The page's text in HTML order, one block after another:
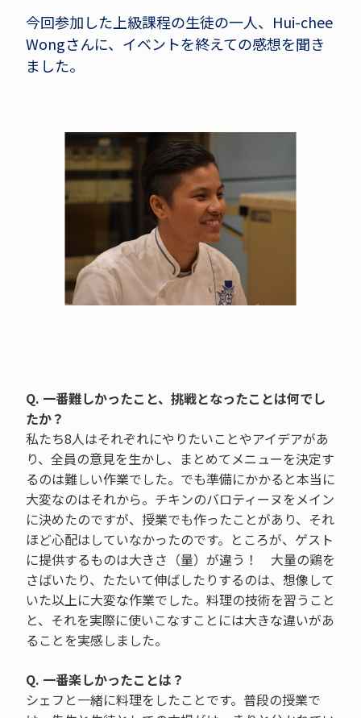
今回参加した上級課程の生徒の一人、Hui-chee
Wongさんに、イベントを終えての感想を聞き
ました。
Q. 一番難しかったこと、挑戦となったことは何でし
たか？
私たち8人はそれぞれにやりたいことやアイデアがあ
り、全員の意見を生かし、まとめてメニューを決定す
るのは難しい作業でした。でも準備にかかると本当に
大変なのはそれから。チキンのバロティーヌをメイン
に決めたのですが、授業でも作ったことがあり、それ
ほど心配はしていなかったのです。ところが、ゲスト
に提供するものは大きさ（量）が違う！ 大量の鶏を
さばいたり、たたいて伸ばしたりするのは、想像して
いた以上に大変な作業でした。料理の技術を習うこと
と、それを実際に使いこなすことには大きな違いがあ
ることを実感しました。
Q. 一番楽しかったことは？
シェフと一緒に料理をしたことです。普段の授業で